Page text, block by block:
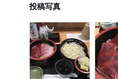
投稿写真